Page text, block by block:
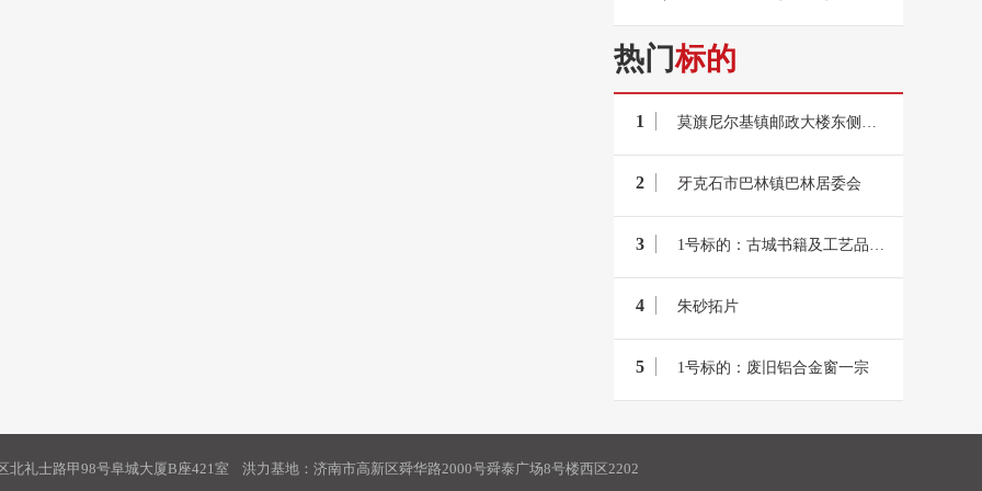
热门标的
1 莫旗尼尔基镇邮政大楼东侧北数第八间门市
2 牙克石市巴林镇巴林居委会
3 1号标的：古城书籍及工艺品经营权一处
4 朱砂拓片
5 1号标的：废旧铝合金窗一宗
北礼士路甲98号阜城大厦B座421室 洪力基地：济南市高新区舜华路2000号舜泰广场8号楼西区2202